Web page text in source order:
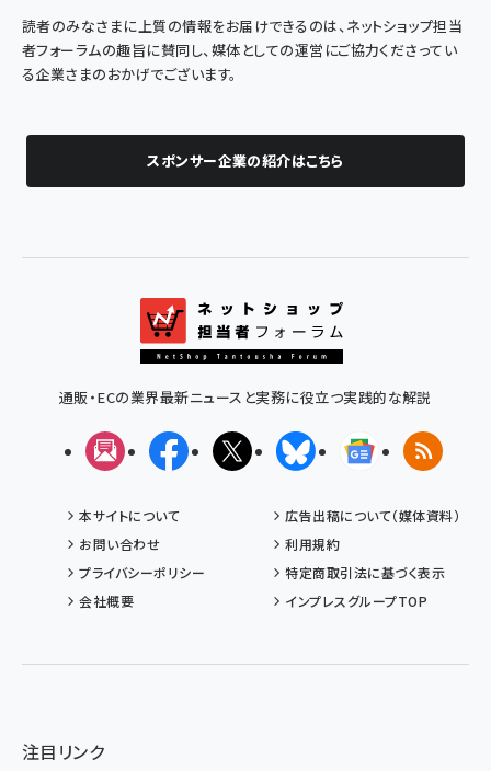
読者のみなさまに上質の情報をお届けできるのは、ネットショップ担当
者フォーラムの趣旨に賛同し、媒体としての運営にご協力くださってい
る企業さまのおかげでございます。
スポンサー企業の紹介はこちら
通販・ECの業界最新ニュースと実務に役立つ実践的な解説
メルマガFacebookX(エックス)BlueskyGoogleニュ
RSS
本サイトについて
広告出稿について（媒体資料）
お問い合わせ
利用規約
プライバシーポリシー
特定商取引法に基づく表示
会社概要
インプレスグループTOP
注目リンク